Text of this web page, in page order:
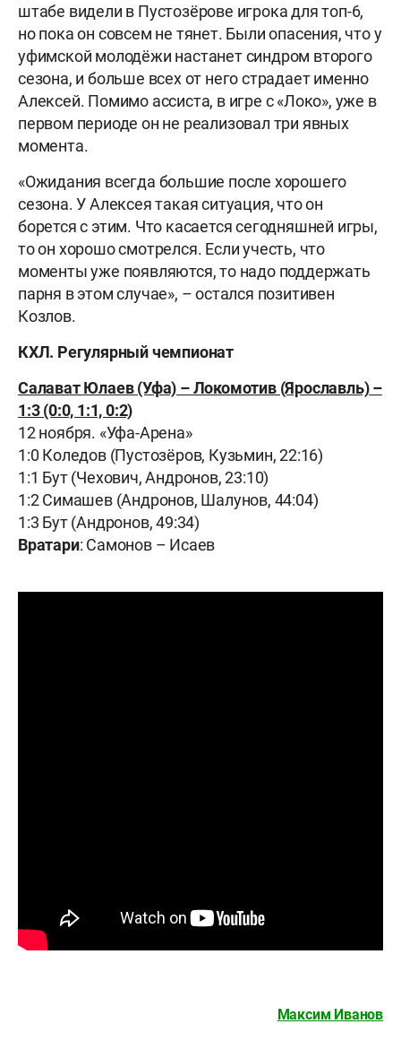
штабе видели в Пустозёрове игрока для топ-6,
но пока он совсем не тянет. Были опасения, что у
уфимской молодёжи настанет синдром второго
сезона, и больше всех от него страдает именно
Алексей. Помимо ассиста, в игре с «Локо», уже в
первом периоде он не реализовал три явных
момента.
«Ожидания всегда большие после хорошего
сезона. У Алексея такая ситуация, что он
борется с этим. Что касается сегодняшней игры,
то он хорошо смотрелся. Если учесть, что
моменты уже появляются, то надо поддержать
парня в этом случае», – остался позитивен
Козлов.
КХЛ. Регулярный чемпионат
Салават Юлаев (Уфа) – Локомотив (Ярославль) –
1:3 (0:0, 1:1, 0:2)
12 ноября. «Уфа-Арена»
1:0 Коледов (Пустозёров, Кузьмин, 22:16)
1:1 Бут (Чехович, Андронов, 23:10)
1:2 Симашев (Андронов, Шалунов, 44:04)
1:3 Бут (Андронов, 49:34)
Вратари: Самонов – Исаев
Максим Иванов